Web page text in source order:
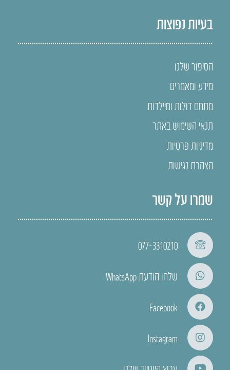
בעיות נפוצות
הסיפור שלנו
מידע ומאמרים
מתחם דולות ומיילדות
תנאי השימוש באתר
מדיניות פרטיות
הצהרת נגישות
שמרו על קשר
077-3310210
שלחו הודעת WhatsApp
Facebook
Instagram